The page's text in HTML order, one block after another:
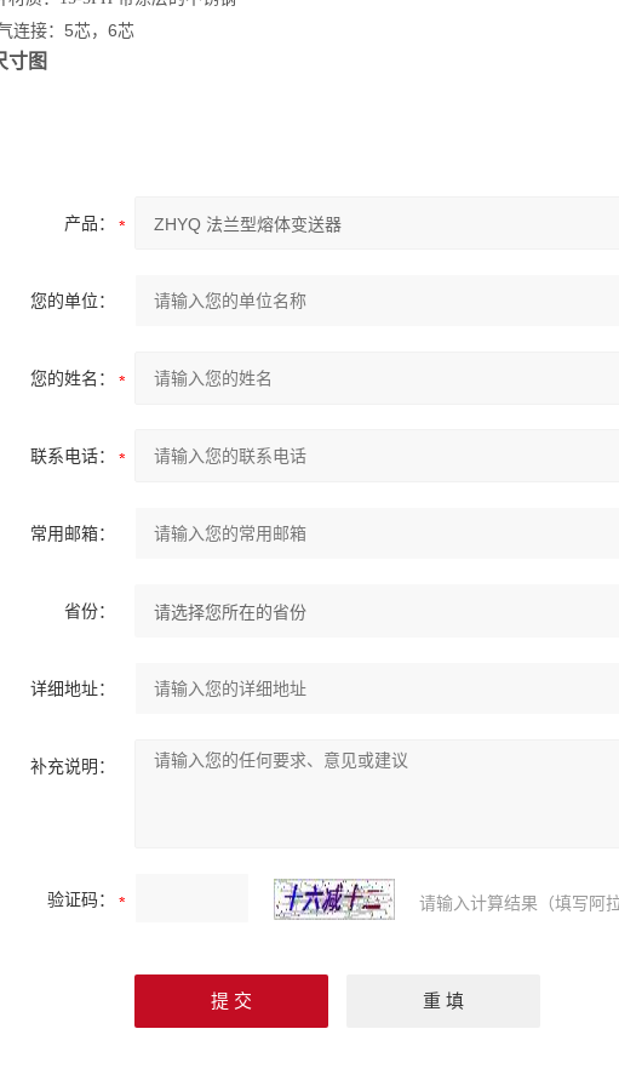
接：5芯，6芯
寸图
产品：
您的单位：
您的姓名：
联系电话：
常用邮箱：
省份：
详细地址：
补充说明：
验证码： 请输入计算结果（填写阿